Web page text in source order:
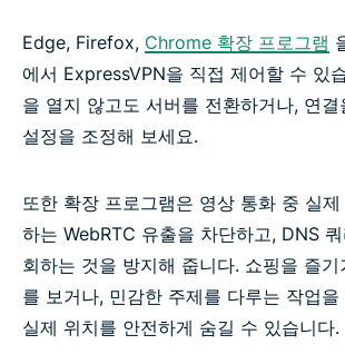
Edge, Firefox, Chrome 확장 프로그램
에서 ExpressVPN을 직접 제어할 수 있
을 열지 않고도 서버를 전환하거나, 연
설정을 조정해 보세요.
또한 확장 프로그램은 영상 통화 중 실
하는 WebRTC 유출을 차단하고, DNS
회하는 것을 방지해 줍니다. 쇼핑을 즐
를 보거나, 민감한 주제를 다루는 작업을
실제 위치를 안전하게 숨길 수 있습니다.